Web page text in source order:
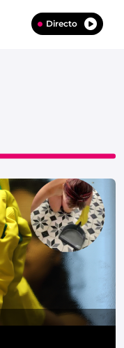
Directo